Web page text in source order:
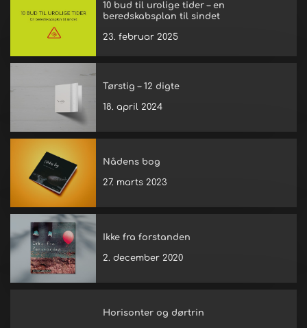
10 bud til urolige tider – en
beredskabsplan til sindet
23. februar 2025
Tørstig – 12 digte
18. april 2024
Nådens bog
27. marts 2023
Ikke fra forstanden
2. december 2020
Horisonter og dørtrin